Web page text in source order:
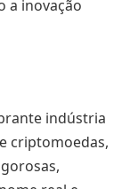
a inovação
indústria
criptomoedas,